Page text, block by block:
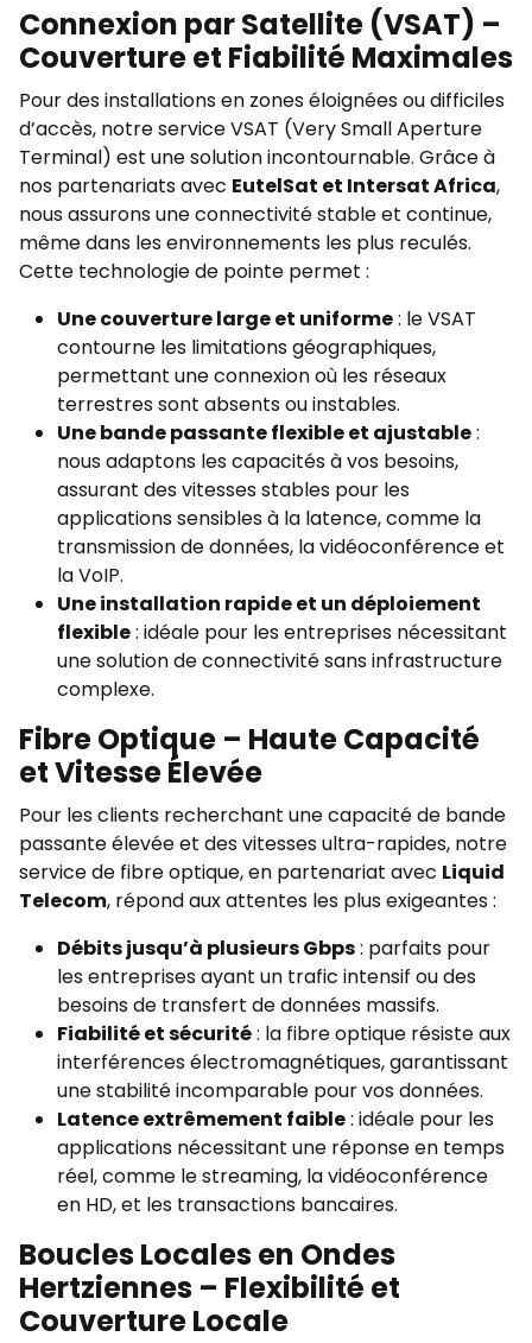
Connexion par Satellite (VSAT) –
Couverture et Fiabilité Maximales
Pour des installations en zones éloignées ou difficiles
d’accès, notre service VSAT (Very Small Aperture
Terminal) est une solution incontournable. Grâce à
nos partenariats avec EutelSat et Intersat Africa,
nous assurons une connectivité stable et continue,
même dans les environnements les plus reculés.
Cette technologie de pointe permet :
Une couverture large et uniforme: le VSAT
contourne les limitations géographiques,
permettant une connexion où les réseaux
terrestres sont absents ou instables.
Une bande passante flexible et ajustable:
nous adaptons les capacités à vos besoins,
assurant des vitesses stables pour les
applications sensibles à la latence, comme la
transmission de données, la vidéoconférence et
la VoIP.
Une installation rapide et un déploiement
flexible: idéale pour les entreprises nécessitant
une solution de connectivité sans infrastructure
complexe.
Fibre Optique – Haute Capacité
et Vitesse Élevée
Pour les clients recherchant une capacité de bande
passante élevée et des vitesses ultra-rapides, notre
service de fibre optique, en partenariat avec Liquid
Telecom, répond aux attentes les plus exigeantes :
Débits jusqu’à plusieurs Gbps: parfaits pour
les entreprises ayant un trafic intensif ou des
besoins de transfert de données massifs.
Fiabilité et sécurité: la fibre optique résiste aux
interférences électromagnétiques, garantissant
une stabilité incomparable pour vos données.
Latence extrêmement faible: idéale pour les
applications nécessitant une réponse en temps
réel, comme le streaming, la vidéoconférence
en HD, et les transactions bancaires.
Boucles Locales en Ondes
Hertziennes – Flexibilité et
Couverture Locale